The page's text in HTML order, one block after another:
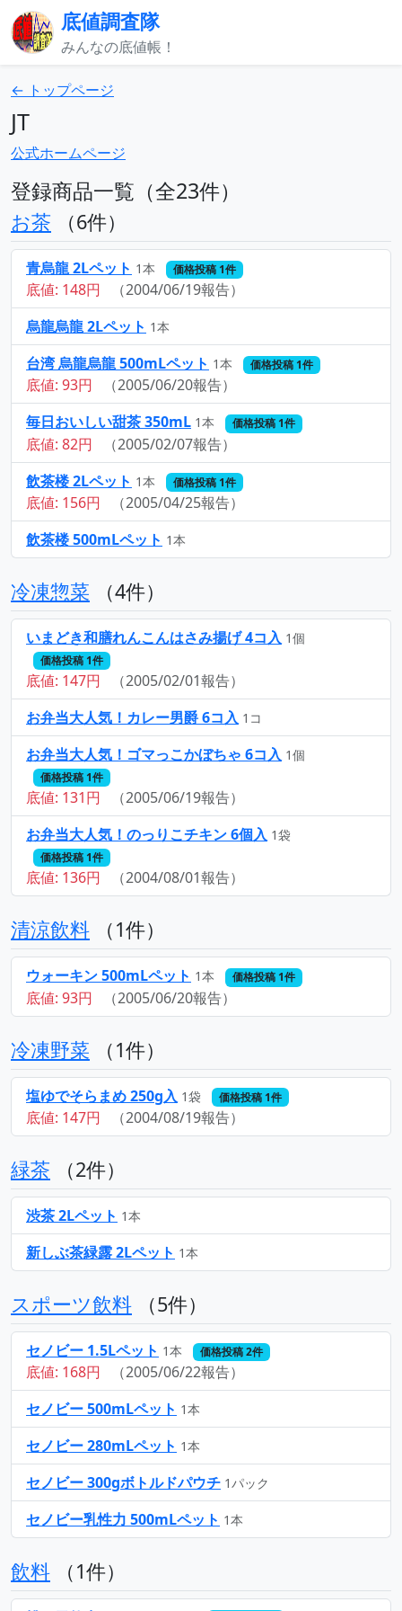
底値調査隊
みんなの底値帳！
← トップページ
JT
公式ホームページ
登録商品一覧（全23件）
お茶 （6件）
青烏龍 2Lペット 1本 価格投稿 1件
底値: 148円
（2004/06/19報告）
烏龍烏龍 2Lペット 1本
台湾 烏龍烏龍 500mLペット 1本 価格投稿 1件
底値: 93円
（2005/06/20報告）
毎日おいしい甜茶 350mL 1本 価格投稿 1件
底値: 82円
（2005/02/07報告）
飲茶楼 2Lペット 1本 価格投稿 1件
底値: 156円
（2005/04/25報告）
飲茶楼 500mLペット 1本
冷凍惣菜 （4件）
いまどき和膳れんこんはさみ揚げ 4コ入 1個
価格投稿 1件
底値: 147円
（2005/02/01報告）
お弁当大人気！カレー男爵 6コ入 1コ
お弁当大人気！ゴマっこかぼちゃ 6コ入 1個
価格投稿 1件
底値: 131円
（2005/06/19報告）
お弁当大人気！のっりこチキン 6個入 1袋
価格投稿 1件
底値: 136円 （2004/08/01報告）
清涼飲料 （1件）
ウォーキン 500mLペット 1本 価格投稿 1件
底値: 93円 （2005/06/20報告）
冷凍野菜 （1件）
塩ゆでそらまめ 250g入 1袋 価格投稿 1件
底値: 147円 （2004/08/19報告）
緑茶 （2件）
渋茶 2Lペット 1本
新しぶ茶緑露 2Lペット 1本
スポーツ飲料 （5件）
セノビー 1.5Lペット 1本 価格投稿 2件
底値: 168円
（2005/06/22報告）
セノビー 500mLペット 1本
セノビー 280mLペット 1本
セノビー 300gボトルドパウチ 1パック
セノビー乳性力 500mLペット 1本
飲料 （1件）